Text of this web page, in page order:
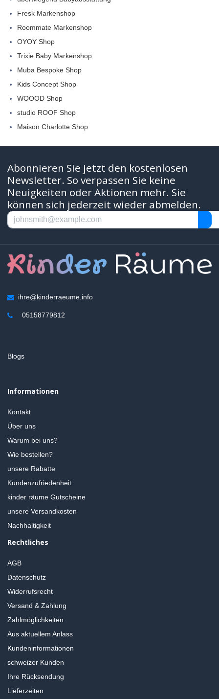
Fresk Markenshop
Roommate Markenshop
OYOY Shop
Trixie Baby Markenshop
Muba Bespoke Shop
Kids Concept Shop
WOOOD Shop
studio ROOF Shop
Maison Charlotte Shop
Abonnieren Sie jetzt den kostenlosen
Newsletter. So verpassen Sie keine
Neuigkeiten oder Aktionen mehr. Sie
können sich jederzeit wieder abmelden.
ihre@kinderraeume.info
05158779812
Blogs
Informationen
Kontakt
Über uns
Warum bei uns?
Wie bestellen?
unsere Rabatte
Kundenzufriedenheit
kinder räume Gutscheine
unsere Versandkosten
Nachhaltigkeit
Rechtliches
AGB
Datenschutz
Widerrufsrecht
Versand & Zahlung
Zahlmöglichkeiten
Aus aktuellem Anlass
Kundeninformationen
schweizer Kunden
Ihre Rücksendung
Lieferzeiten